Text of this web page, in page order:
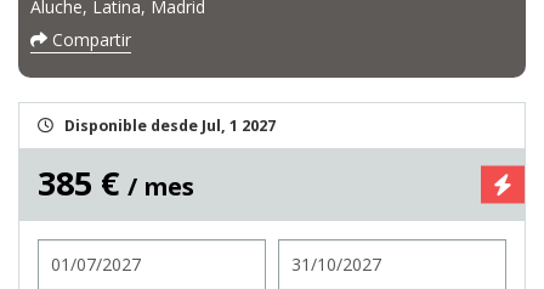
Aluche, Latina, Madrid
Compartir
Disponible desde Jul, 1 2027
385 € / mes